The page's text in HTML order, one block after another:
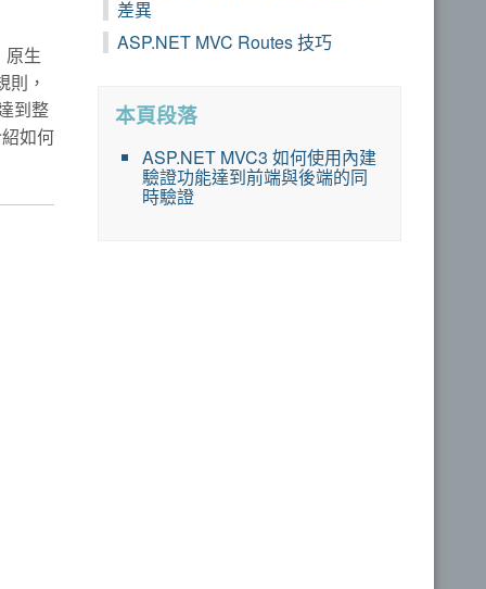
原生
，
到整
如何
差異
ASP.NET MVC Routes 技巧
本頁段落
ASP.NET MVC3 如何使用內建
驗證功能達到前端與後端的同
時驗證